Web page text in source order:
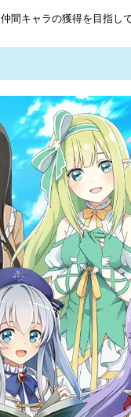
間キャラの獲得を目指し